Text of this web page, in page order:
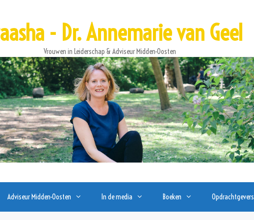
- Dr. Annemarie van Geel
Vrouwen in Leiderschap & Adviseur Midden-Oosten
Adviseur Midden-Oosten In de media Boeken Opdrachtgevers